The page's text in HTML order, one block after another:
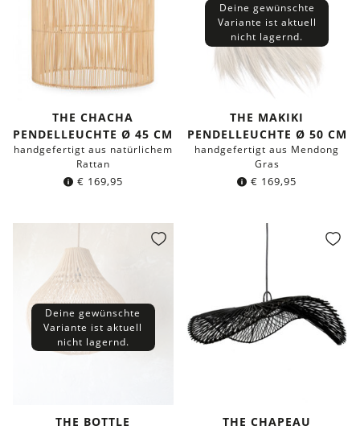
THE CHACHA
PENDELLEUCHTE Ø 45 CM
handgefertigt aus natürlichem
Rattan
€ 169,95
Deine gewünschte
Variante ist aktuell
nicht lagernd.
THE MAKIKI
PENDELLEUCHTE Ø 50 CM
handgefertigt aus Mendong
Gras
€ 169,95
Deine gewünschte
Variante ist aktuell
nicht lagernd.
THE BOTTLE
THE CHAPEAU